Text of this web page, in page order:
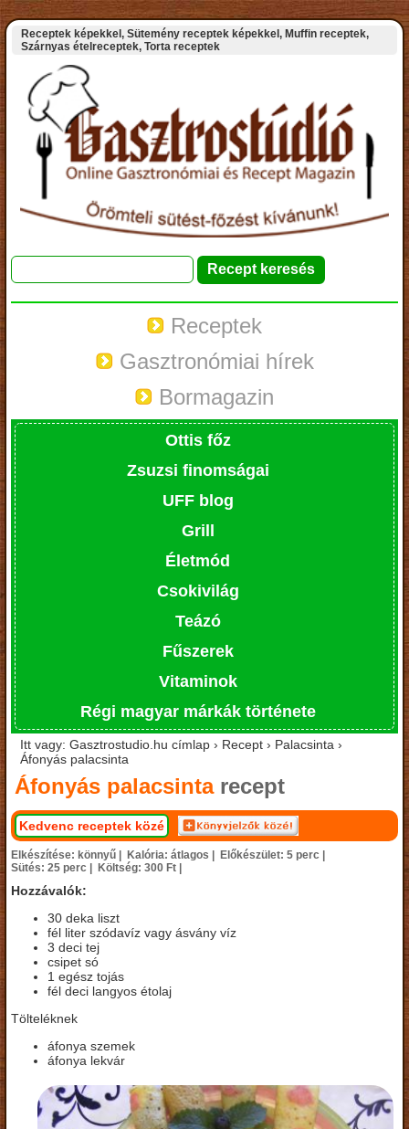
Receptek képekkel, Sütemény receptek képekkel, Muffin receptek,
Szárnyas ételreceptek, Torta receptek
Receptek
Gasztronómiai hírek
Bormagazin
Ottis főz
Zsuzsi finomságai
UFF blog
Grill
Életmód
Csokivilág
Teázó
Fűszerek
Vitaminok
Régi magyar márkák története
Itt vagy: Gasztrostudio.hu címlap › Recept › Palacsinta ›
Áfonyás palacsinta
Áfonyás palacsintarecept
Kedvenc receptek közé
Elkészítése: könnyű | Kalória: átlagos | Előkészület: 5 perc |
Sütés: 25 perc | Költség: 300 Ft |
Hozzávalók:
30 deka liszt
fél liter szódavíz vagy ásvány víz
3 deci tej
csipet só
1 egész tojás
fél deci langyos étolaj
Tölteléknek
áfonya szemek
áfonya lekvár